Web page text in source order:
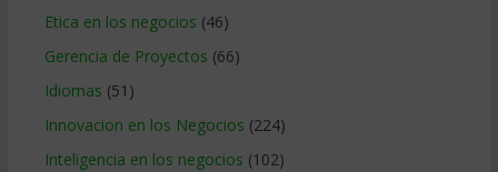
Etica en los negocios (46)
Gerencia de Proyectos (66)
Idiomas (51)
Innovacion en los Negocios (224)
Inteligencia en los negocios (102)